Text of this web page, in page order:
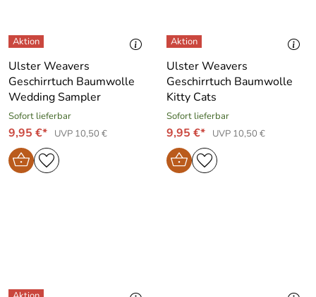
Ulster Weavers
Geschirrtuch Baumwolle
Wedding Sampler
Sofort lieferbar
9,95 €* UVP 10,50 €
Ulster Weavers
Geschirrtuch Baumwolle
Kitty Cats
Sofort lieferbar
9,95 €* UVP 10,50 €